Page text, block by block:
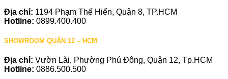
Địa chỉ: 1194 Phạm Thế Hiển, Quận 8, TP.HCM
Hotline: 0899.400.400
SHOWROOM QUẬN 12 – HCM
Địa chỉ: Vườn Lài, Phường Phú Đông, Quận 12, Tp.HCM
Hotline: 0886.500.500